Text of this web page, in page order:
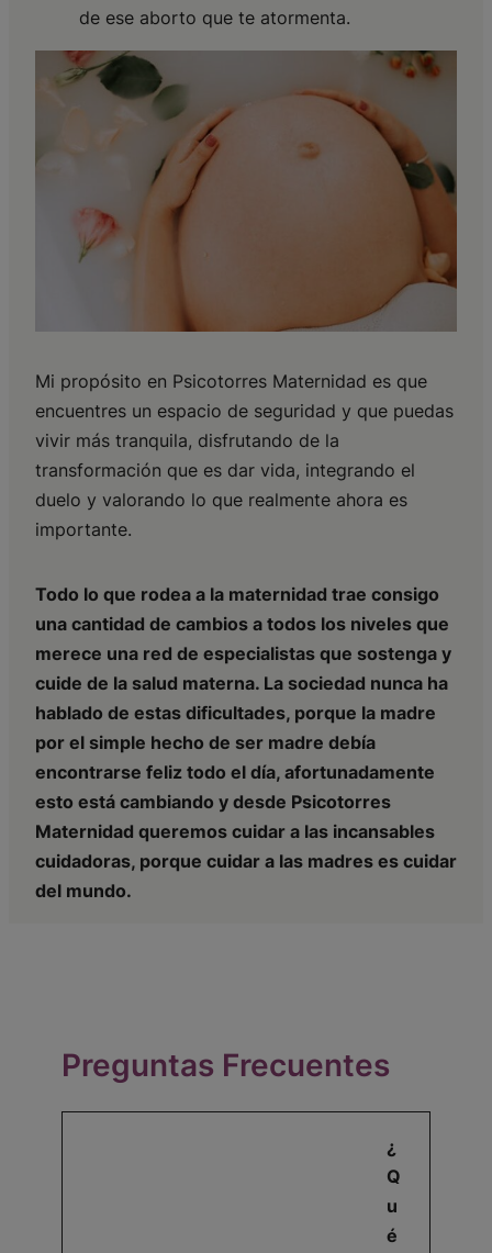
de ese aborto que te atormenta.
Mi propósito en Psicotorres Maternidad es que
encuentres un espacio de seguridad y que puedas
vivir más tranquila, disfrutando de la
transformación que es dar vida, integrando el
duelo y valorando lo que realmente ahora es
importante.
Todo lo que rodea a la maternidad trae consigo
una cantidad de cambios a todos los niveles que
merece una red de especialistas que sostenga y
cuide de la salud materna. La sociedad nunca ha
hablado de estas dificultades, porque la madre
por el simple hecho de ser madre debía
encontrarse feliz todo el día, afortunadamente
esto está cambiando y desde Psicotorres
Maternidad queremos cuidar a las incansables
cuidadoras, porque cuidar a las madres es cuidar
del mundo.
Preguntas Frecuentes
¿
Q
u
é